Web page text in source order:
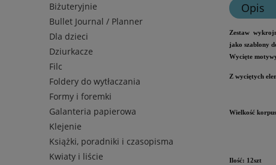
Biżuteryjnie
Bullet Journal / Planner
Dla dzieci
Dziurkacze
Filc
Foldery do wytłaczania
Formy i foremki
Galanteria papierowa
Klejenie
Książki, poradniki i czasopisma
Kwiaty i liście
Opis
Zestaw
jako szablony
Wycięte
Z wyciętych
Wielkość
Ilość: 12szt